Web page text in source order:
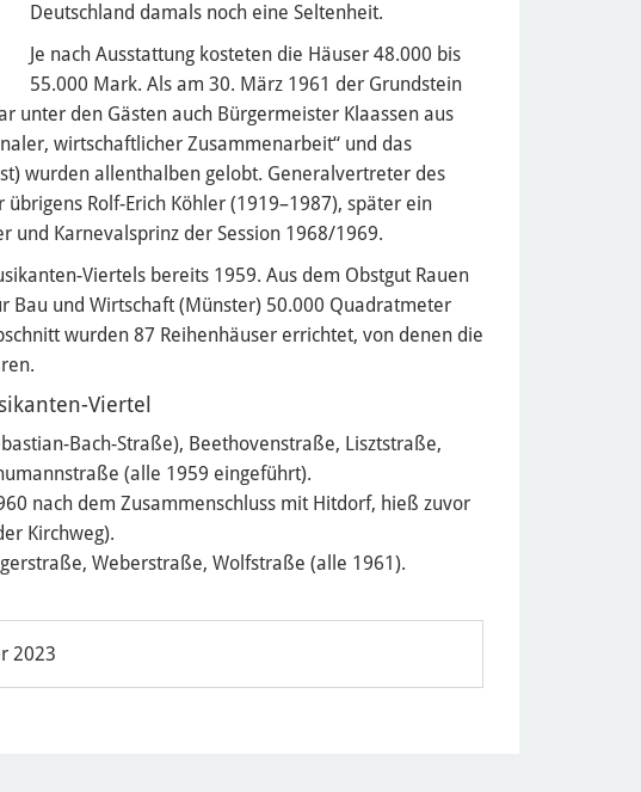
Deutschland damals noch eine Seltenheit.
Je nach Ausstattung kosteten die Häuser 48.000 bis
55.000 Mark. Als am 30. März 1961 der Grundstein
unter den Gästen auch Bürgermeister Klaassen aus
wirtschaftlicher Zusammenarbeit“ und das
wurden allenthalben gelobt. Generalvertreter des
Rolf-Erich Köhler (1919–1987), später ein
Karnevalsprinz der Session 1968/1969.
Viertels bereits 1959. Aus dem Obstgut Rauen
Bau und Wirtschaft (Münster) 50.000 Quadratmeter
wurden 87 Reihenhäuser errichtet, von denen die
Viertel
Bach-Straße), Beethovenstraße, Lisztstraße,
(alle 1959 eingeführt).
nach dem Zusammenschluss mit Hitdorf, hieß zuvor
Kirchweg).
Weberstraße, Wolfstraße (alle 1961).
2023